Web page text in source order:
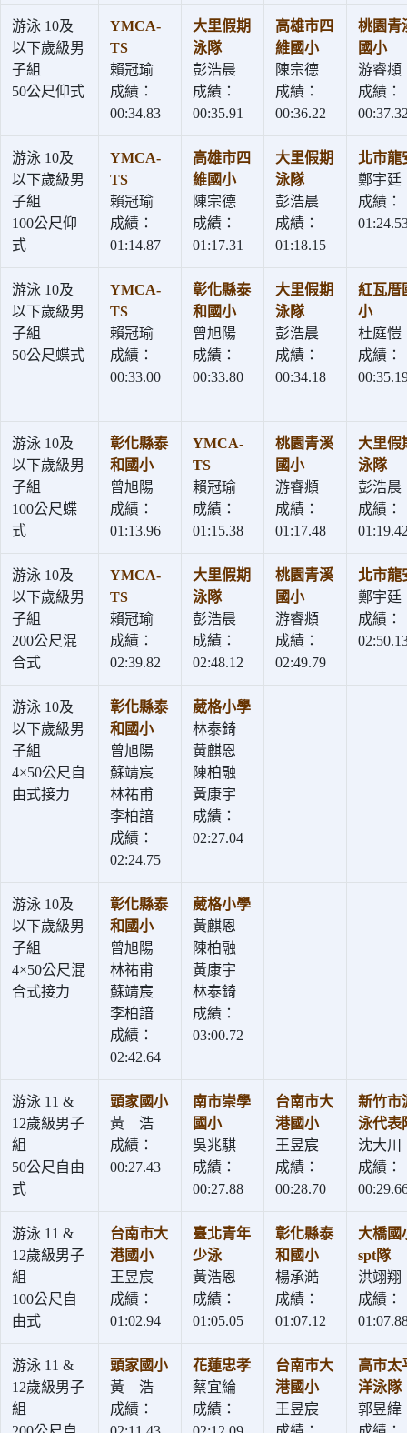
游泳 10及
以下歲級男
子組
50公尺仰式
YMCA-
TS
賴冠瑜
成績：
00:34.83
大里假期
泳隊
彭浩晨
成績：
00:35.91
高雄市四
維國小
陳宗德
成績：
00:36.22
桃園青
國小
游睿頫
成績：
游泳 10及
以下歲級男
子組
100公尺仰
式
YMCA-
TS
賴冠瑜
成績：
01:14.87
高雄市四
維國小
陳宗德
成績：
01:17.31
大里假期
泳隊
彭浩晨
成績：
01:18.15
北市龍
鄭宇廷
成績：
游泳 10及
以下歲級男
子組
50公尺蝶式
YMCA-
TS
賴冠瑜
成績：
00:33.00
彰化縣泰
和國小
曾旭陽
成績：
00:33.80
大里假期
泳隊
彭浩晨
成績：
00:34.18
紅瓦厝
小
杜庭愷
成績：
游泳 10及
以下歲級男
子組
100公尺蝶
式
彰化縣泰
和國小
曾旭陽
成績：
01:13.96
YMCA-
TS
賴冠瑜
成績：
01:15.38
桃園青溪
國小
游睿頫
成績：
01:17.48
大里假
泳隊
彭浩晨
成績：
游泳 10及
以下歲級男
子組
200公尺混
合式
YMCA-
TS
賴冠瑜
成績：
02:39.82
大里假期
泳隊
彭浩晨
成績：
02:48.12
桃園青溪
國小
游睿頫
成績：
02:49.79
北市龍
鄭宇廷
成績：
游泳 10及
以下歲級男
子組
4×50公尺自
由式接力
彰化縣泰
和國小
曾旭陽
蘇靖宸
林祐甫
李柏諳
成績：
02:24.75
葳格小學
林泰錡
黃麒恩
陳柏融
黃康宇
成績：
02:27.04
游泳 10及
以下歲級男
子組
4×50公尺混
合式接力
彰化縣泰
和國小
曾旭陽
林祐甫
蘇靖宸
李柏諳
成績：
02:42.64
葳格小學
黃麒恩
陳柏融
黃康宇
林泰錡
成績：
03:00.72
游泳 11 &
12歲級男子
組
50公尺自由
式
頭家國小
黃 浩
成績：
00:27.43
南市崇學
國小
吳兆騏
成績：
00:27.88
台南市大
港國小
王昱宸
成績：
00:28.70
新竹市
泳代表
沈大川
成績：
游泳 11 &
12歲級男子
組
100公尺自
由式
台南市大
港國小
王昱宸
成績：
01:02.94
臺北青年
少泳
黃浩恩
成績：
01:05.05
彰化縣泰
和國小
楊承澔
成績：
01:07.12
大橋國
spt隊
洪翊翔
成績：
游泳 11 &
12歲級男子
組
頭家國小
黃 浩
成績：
花蓮忠孝
蔡宜綸
成績：
台南市大
港國小
王昱宸
高市太
洋泳隊
郭昱緯